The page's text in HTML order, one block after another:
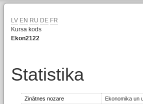
LV EN RU DE FR
Kursa kods
Ekon2122
Statistika
Zinātnes nozare
Ekonomika un